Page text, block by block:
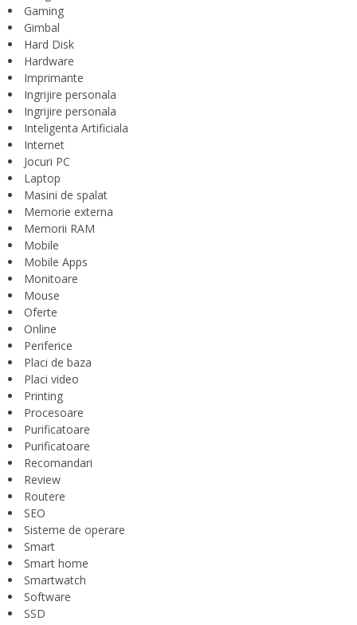
Gaming
Gimbal
Hard Disk
Hardware
Imprimante
Ingrijire personala
Ingrijire personala
Inteligenta Artificiala
Internet
Jocuri PC
Laptop
Masini de spalat
Memorie externa
Memorii RAM
Mobile
Mobile Apps
Monitoare
Mouse
Oferte
Online
Periferice
Placi de baza
Placi video
Printing
Procesoare
Purificatoare
Purificatoare
Recomandari
Review
Routere
SEO
Sisteme de operare
Smart
Smart home
Smartwatch
Software
SSD